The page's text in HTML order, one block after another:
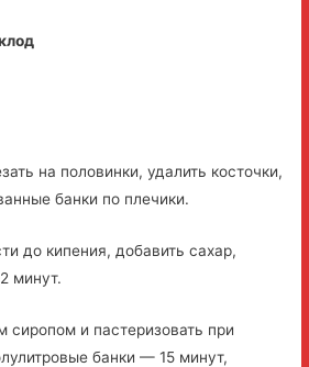
на половинки, удалить косточки,
банки по плечики.
до кипения, добавить сахар,
минут.
сиропом и пастеризовать при
банки — 15 минут,